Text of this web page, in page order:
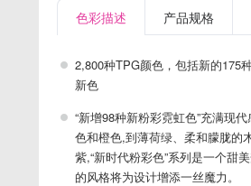
色彩描述 产品规格
2,800种TPG颜色，包括新的175
新色
“新增98种新粉彩霓虹色”充满现
色和橙色,到薄荷绿、柔和朦胧的
紫,“新时代粉彩色”系列是一个甜
的风格将为设计增添一丝魔力。